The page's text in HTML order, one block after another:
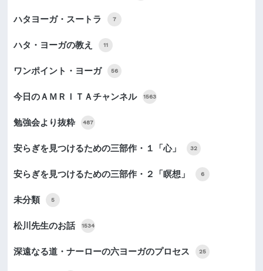
ハタヨーガ・スートラ 7
ハタ・ヨーガの教え 11
ワンポイント・ヨーガ 56
今日のＡＭＲＩＴＡチャンネル 1563
勉強会より抜粋 487
安らぎを見つけるための三部作・１「心」 32
安らぎを見つけるための三部作・２「瞑想」 6
未分類 5
松川先生のお話 1534
深遠なる道・ナーローの六ヨーガのプロセス 25